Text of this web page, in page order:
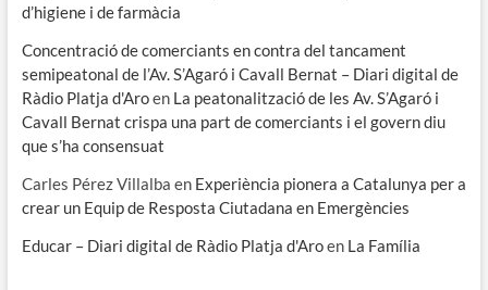
d’higiene i de farmàcia
Concentració de comerciants en contra del tancament
semipeatonal de l’Av. S’Agaró i Cavall Bernat – Diari digital de
Ràdio Platja d'Aroen La peatonalització de les Av. S’Agaró i
Cavall Bernat crispa una part de comerciants i el govern diu
que s’ha consensuat
Carles Pérez Villalba en Experiència pionera a Catalunya per a
crear un Equip de Resposta Ciutadana en Emergències
Educar – Diari digital de Ràdio Platja d'Aroen La Família